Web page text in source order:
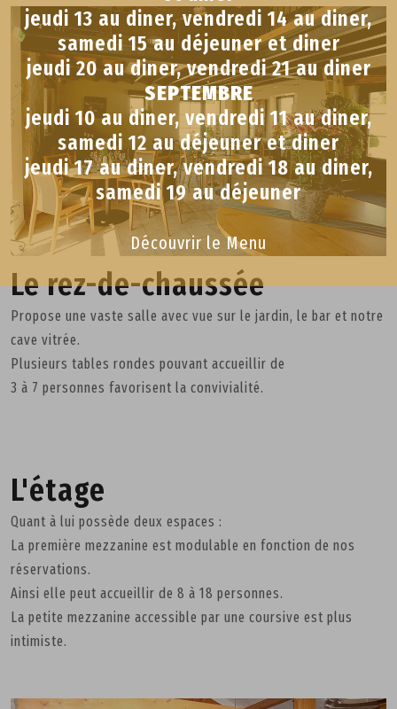
Le rez-de-chaussée
Propose une vaste salle avec vue sur le jardin, le bar et notre
cave vitrée.
Plusieurs tables rondes pouvant accueillir de
3 à 7 personnes favorisent la convivialité.
L'étage
Quant à lui possède deux espaces :
La première mezzanine est modulable en fonction de nos
réservations.
Ainsi elle peut accueillir de 8 à 18 personnes.
La petite mezzanine accessible par une coursive est plus
intimiste.
jeudi 13 au diner, vendredi 14 au diner,
samedi 15 au déjeuner et diner
jeudi 20 au diner, vendredi 21 au diner
SEPTEMBRE
jeudi 10 au diner, vendredi 11 au diner,
samedi 12 au déjeuner et diner
jeudi 17 au diner, vendredi 18 au diner,
samedi 19 au déjeuner
Découvrir le Menu